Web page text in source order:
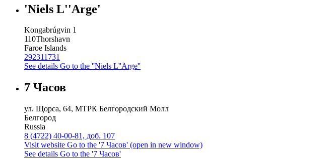
'Niels L''Arge'
Kongabrúgvin 1
110Thorshavn
Faroe Islands
292311731
See details Go to the ''Niels L''Arge''
7 Часов
ул. Щорса, 64, МТРК Белгородский Молл
Белгород
Russia
8 (4722) 40-00-81, доб. 107
Visit website Go to the '7 Часов' (open in new window)
See details Go to the '7 Часов'